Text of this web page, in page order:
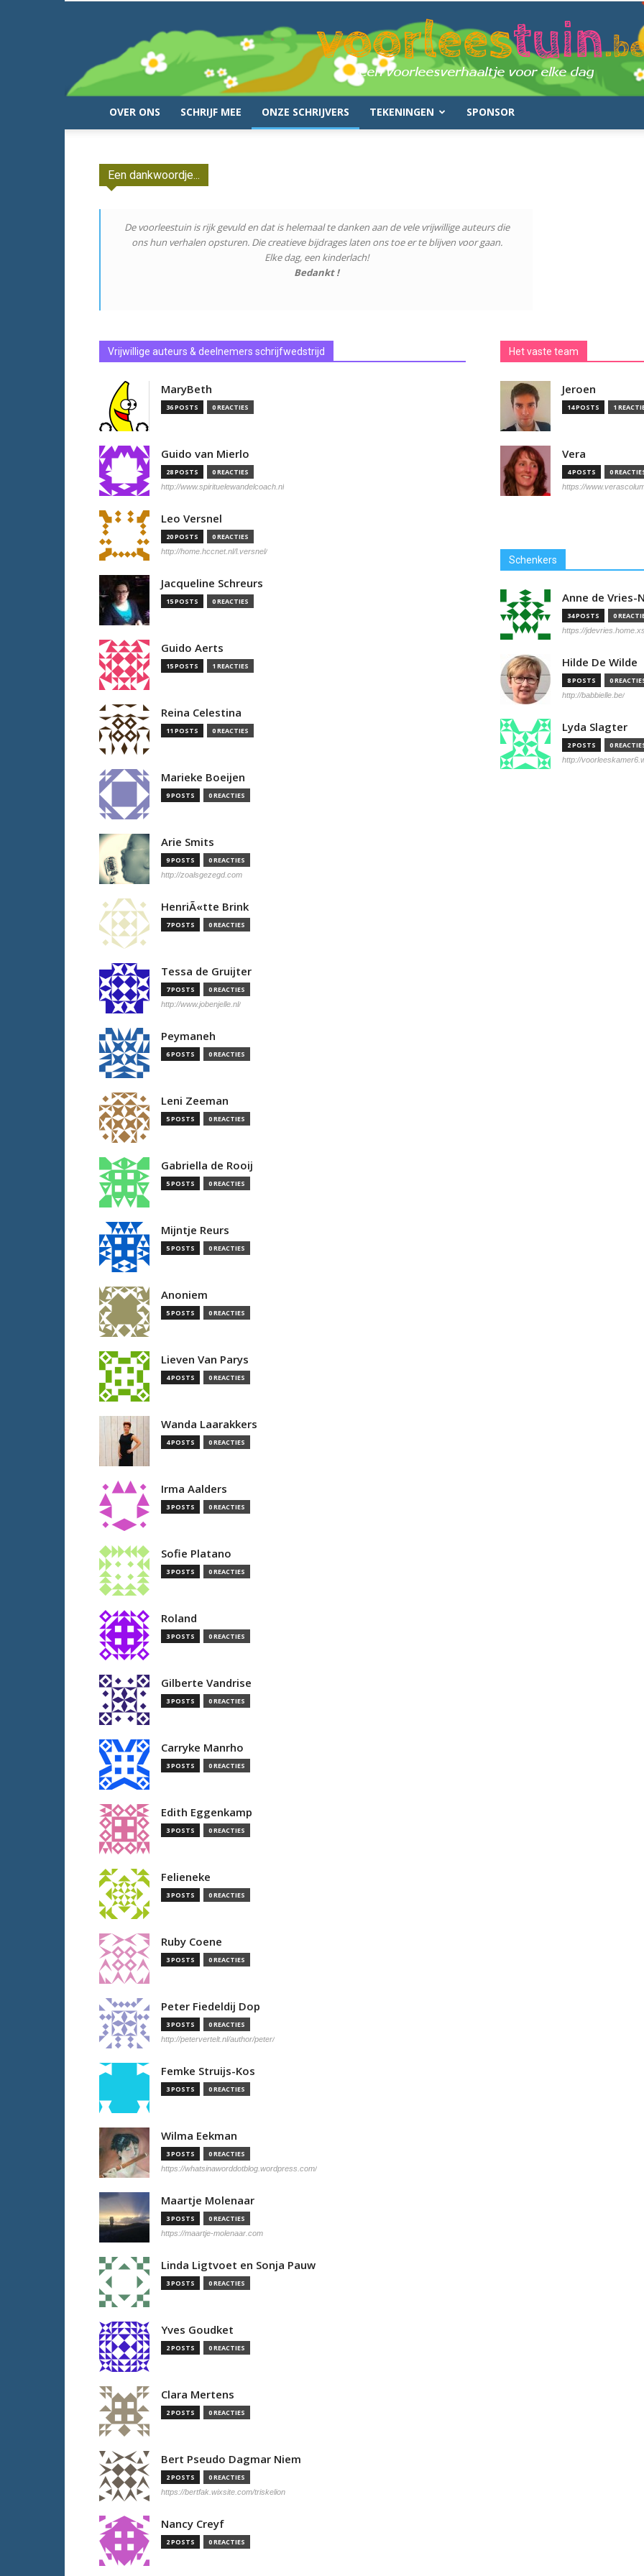
voorleestuin.be
OVER ONS SCHRIJF MEE ONZE SCHRIJVERS TEKENINGEN SPONSOR
Een dankwoordje...
De voorleestuin is rijk gevuld en dat is helemaal te danken aan de vele vrijwillige auteurs die
ons hun verhalen opsturen. Die creatieve bijdrages laten ons toe er te blijven voor gaan.
Elke dag, een kinderlach!
Bedankt !
Vrijwillige auteurs & deelnemers schrijfwedstrijd
MaryBeth
36 POSTS 0 REACTIES
Guido van Mierlo
28 POSTS 0 REACTIES
http://www.spirituelewandelcoach.nl
Leo Versnel
20 POSTS 0 REACTIES
http://home.hccnet.nl/l.versnel/
Jacqueline Schreurs
15 POSTS 0 REACTIES
Guido Aerts
15 POSTS 1 REACTIES
Reina Celestina
11 POSTS 0 REACTIES
Marieke Boeijen
9 POSTS 0 REACTIES
Arie Smits
9 POSTS 0 REACTIES
http://zoalsgezegd.com
HenriÃ«tte Brink
7 POSTS 0 REACTIES
Tessa de Gruijter
7 POSTS 0 REACTIES
http://www.jobenjelle.nl/
Peymaneh
6 POSTS 0 REACTIES
Leni Zeeman
5 POSTS 0 REACTIES
Gabriella de Rooij
5 POSTS 0 REACTIES
Mijntje Reurs
5 POSTS 0 REACTIES
Anoniem
5 POSTS 0 REACTIES
Lieven Van Parys
4 POSTS 0 REACTIES
Wanda Laarakkers
4 POSTS 0 REACTIES
Irma Aalders
3 POSTS 0 REACTIES
Sofie Platano
3 POSTS 0 REACTIES
Roland
3 POSTS 0 REACTIES
Gilberte Vandrise
3 POSTS 0 REACTIES
Carryke Manrho
3 POSTS 0 REACTIES
Edith Eggenkamp
3 POSTS 0 REACTIES
Felieneke
3 POSTS 0 REACTIES
Ruby Coene
3 POSTS 0 REACTIES
Peter Fiedeldij Dop
3 POSTS 0 REACTIES
http://petervertelt.nl/author/peter/
Femke Struijs-Kos
3 POSTS 0 REACTIES
Wilma Eekman
3 POSTS 0 REACTIES
https://whatsinaworddotblog.wordpress.com/
Maartje Molenaar
3 POSTS 0 REACTIES
https://maartje-molenaar.com
Linda Ligtvoet en Sonja Pauw
3 POSTS 0 REACTIES
Yves Goudket
2 POSTS 0 REACTIES
Clara Mertens
2 POSTS 0 REACTIES
Bert Pseudo Dagmar Niem
2 POSTS 0 REACTIES
https://bertfak.wixsite.com/triskelion
Nancy Creyf
2 POSTS 0 REACTIES
Het vaste team
Jeroen
14 POSTS 1
Vera
4 POSTS 0
https://
Schenkers
Anne de Vries-
34 POSTS 0
https://
Hilde De Wilde
8 POSTS 0
http://babbielle.be/
Lyda Slagter
2 POSTS 0
http://